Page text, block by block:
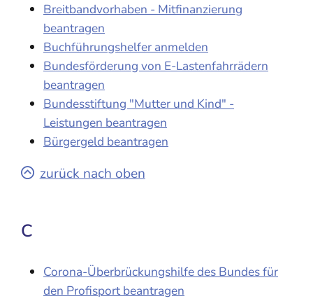
Breitbandvorhaben - Mitfinanzierung
beantragen
Buchführungshelfer anmelden
Bundesförderung von E-Lastenfahrrädern
beantragen
Bundesstiftung "Mutter und Kind" -
Leistungen beantragen
Bürgergeld beantragen
zurück nach oben
C
Corona-Überbrückungshilfe des Bundes für
den Profisport beantragen